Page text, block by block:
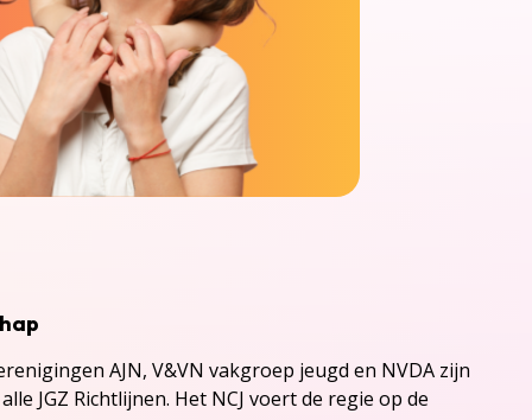
AJN, V&VN vakgroep jeugd en NVDA zijn
JGZ Richtlijnen. Het NCJ voert de regie op de